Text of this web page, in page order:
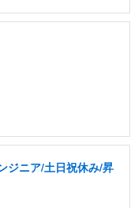
ジニア/土日祝休み/昇